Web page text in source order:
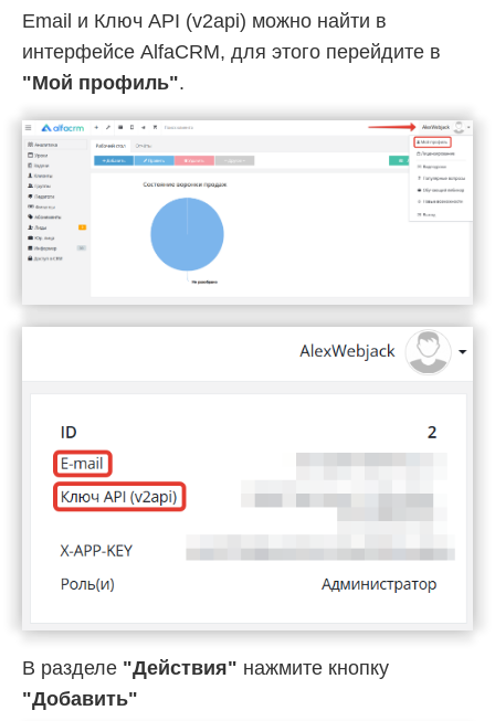
Email и Ключ API (v2api) можно найти в
интерфейсе AlfaCRM, для этого перейдите в
"Мой профиль".
В разделе "Действия" нажмите кнопку
"Добавить"